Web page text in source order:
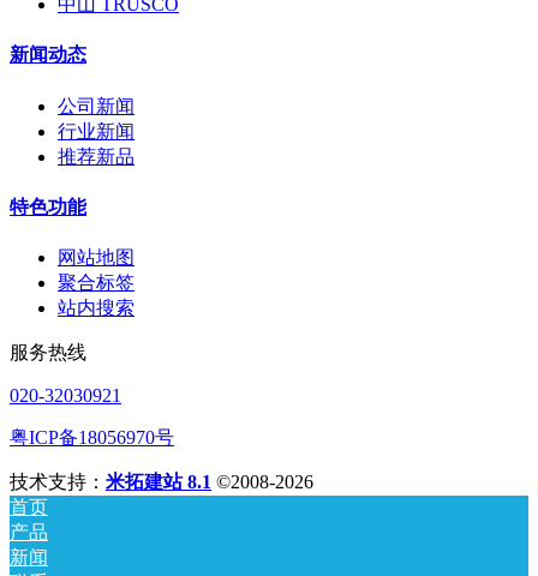
中山 TRUSCO
新闻动态
公司新闻
行业新闻
推荐新品
特色功能
网站地图
聚合标签
站内搜索
服务热线
020-32030921
粤ICP备18056970号
技术支持： 米拓建站 8.1 ©2008-2026
首页
产品
新闻